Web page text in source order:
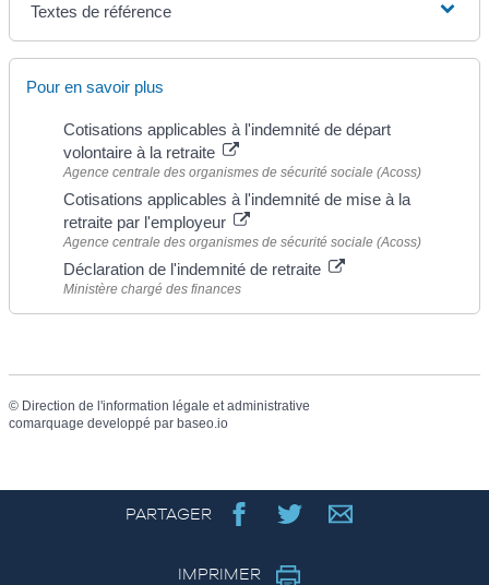
Textes de référence
Pour en savoir plus
Cotisations applicables à l'indemnité de départ
volontaire à la retraite
Agence centrale des organismes de sécurité sociale (Acoss)
Cotisations applicables à l'indemnité de mise à la
retraite par l'employeur
Agence centrale des organismes de sécurité sociale (Acoss)
Déclaration de l'indemnité de retraite
Ministère chargé des finances
© Direction de l'information légale et administrative
comarquage developpé par baseo.io
PARTAGER
IMPRIMER